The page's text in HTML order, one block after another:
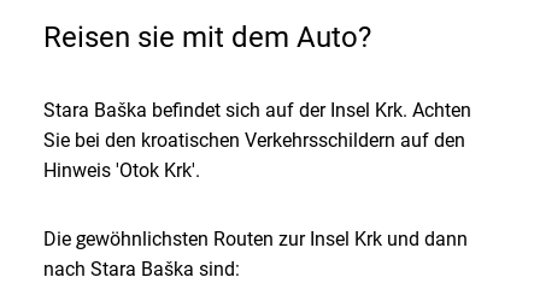
Reisen sie mit dem Auto?
Stara Baška befindet sich auf der Insel Krk. Achten
Sie bei den kroatischen Verkehrsschildern auf den
Hinweis 'Otok Krk'.
Die gewöhnlichsten Routen zur Insel Krk und dann
nach Stara Baška sind: